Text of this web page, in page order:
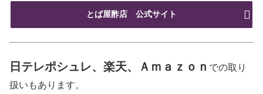
とば屋酢店 公式サイト
日テレポシュレ、楽天、Ａｍａｚｏｎ での取り
扱いもあります。